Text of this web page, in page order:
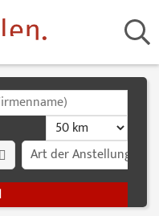
Art der Anstellung